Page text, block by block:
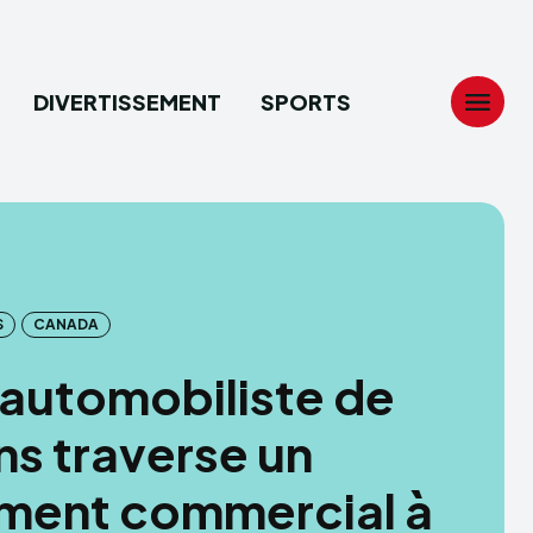
DIVERTISSEMENT SPORTS
CANADA
de
traverse un
commercial à